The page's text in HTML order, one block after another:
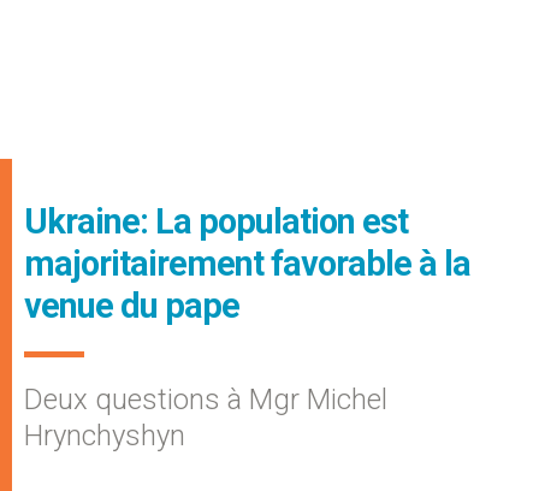
Ukraine: La population est
majoritairement favorable à la
venue du pape
Deux questions à Mgr Michel
Hrynchyshyn